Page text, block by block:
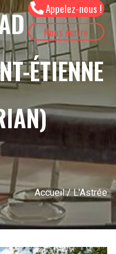
Appelez-nous !
Nous écrire
ÉTIENNE
Accueil/ L'Astrée